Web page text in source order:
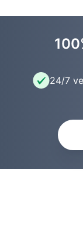
24/7